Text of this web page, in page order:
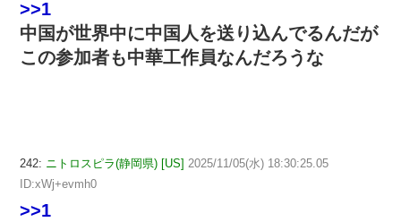
>>1
中国が世界中に中国人を送り込んでるんだが
この参加者も中華工作員なんだろうな
242: ニトロスピラ(静岡県) [US] 2025/11/05(水) 18:30:25.05
ID:xWj+evmh0
>>1